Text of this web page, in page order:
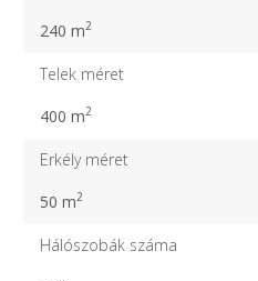
240 m2
Telek méret
400 m2
Erkély méret
50 m2
Hálószobák száma